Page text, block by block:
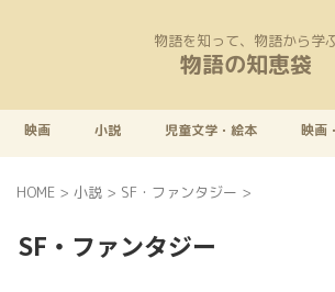
物語を知って、物語から学
物語の知恵袋
映画 小説 児童文学・絵本 映画
HOME > 小説 > SF・ファンタジー >
SF・ファンタジー